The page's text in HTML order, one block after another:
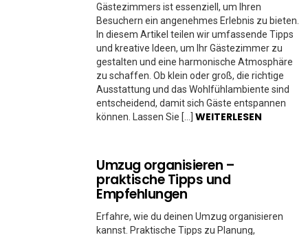
Gästezimmers ist essenziell, um Ihren
Besuchern ein angenehmes Erlebnis zu bieten.
In diesem Artikel teilen wir umfassende Tipps
und kreative Ideen, um Ihr Gästezimmer zu
gestalten und eine harmonische Atmosphäre
zu schaffen. Ob klein oder groß, die richtige
Ausstattung und das Wohlfühlambiente sind
entscheidend, damit sich Gäste entspannen
können. Lassen Sie […] WEITERLESEN
Umzug organisieren –
praktische Tipps und
Empfehlungen
Erfahre, wie du deinen Umzug organisieren
kannst. Praktische Tipps zu Planung,